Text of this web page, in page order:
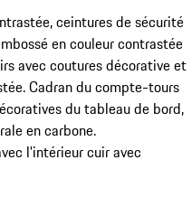
ceintures de sécurité
en couleur contrastée
avec coutures décorative et
Cadran du compte-tours
du tableau de bord,
en carbone.
l'intérieur cuir avec